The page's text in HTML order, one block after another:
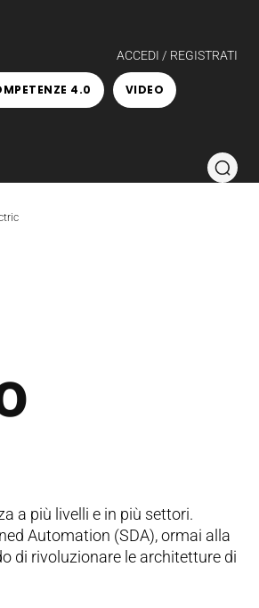
ACCEDI / REGISTRATI
4.0 VIDEO
a più livelli e in più settori.
Automation (SDA), ormai alla
di rivoluzionare le architetture di